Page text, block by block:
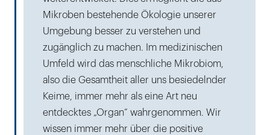
Mikroben bestehende Ökologie unserer
Umgebung besser zu verstehen und
zugänglich zu machen. Im medizinischen
Umfeld wird das menschliche Mikrobiom,
also die Gesamtheit aller uns besiedelnder
Keime, immer mehr als eine Art neu
entdecktes „Organ“ wahrgenommen. Wir
wissen immer mehr über die positive